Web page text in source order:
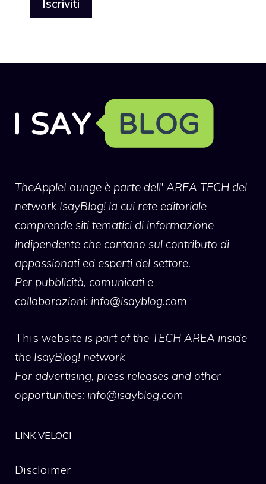
TheAppleLounge è parte dell' AREA TECH del
network IsayBlog! la cui rete editoriale
comprende siti tematici di informazione
indipendente che contano sul contributo di
appassionati ed esperti del settore.
Per pubblicità, comunicati e
collaborazioni: info@isayblog.com
This website is part of the TECH AREA inside
the IsayBlog! network
For advertising, press releases and other
opportunities: info@isayblog.com
LINK VELOCI
Disclaimer